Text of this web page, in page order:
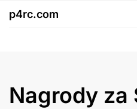
p4rc.com
Nagrody za